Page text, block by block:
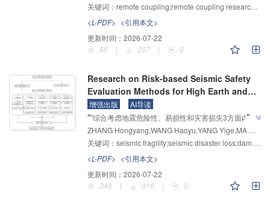
系统中的物质流、能量流与信息流等转化为系统能值，
为解决工程资源远程调配与利用效应计算问题提供解决
方案。”
关键词： remote coupling;remote coupling research framework;coupled cube;energy theory;remote coupling effect calculation method
<L-PDF> <引用本文>
更新时间： 2026-07-22
65
| 207 | 0
Research on Risk-based Seismic Safety
Evaluation Methods for High Earth and
Rockfill Dams
增强出版 AI导读
“"综合考虑地震危险性、易损性和灾害损失3方面内
容，结合已有风险评估标准，提出较为完整的高土石坝
抗震安全风险评估体系"，介绍了其在大坝抗震安全领
域的研究进展，研究团队建立了高土石坝抗震安全风险
评估体系，为水利工程风险控制提供解决方案。
”
关键词： seismic fragility;seismic disaster loss;dam break evaluation;seismic safety;risk assessment
<L-PDF> <引用本文>
更新时间： 2026-07-22
348
| 916 | 0